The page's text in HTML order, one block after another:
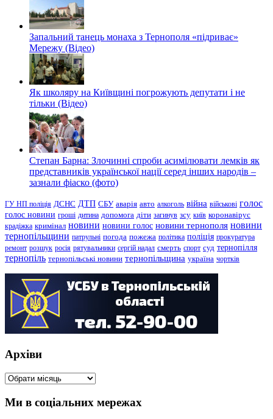
Запальний танець монаха з Тернополя «підриває»
Мережу (Відео)
Як школяру на Київщині погрожують депутати і не
тільки (Відео)
Степан Барна: Злочинні спроби асимілювати лемків як
представників української нації серед інших народів –
зазнали фіаско (фото)
ГУ НП поліція ДСНС ДТП СБУ аварія авто алкоголь війна військові голос
голос новини гроші дитина допомога діти загинув зсу київ коронавірус
крадіжка кримінал новини новини голос новини тернополя новини
тернопільщини патрульні погода пожежа політика поліція прокуратура
ремонт розшук росія рятувальники сергій надал смерть спорт суд тернопілля
тернопіль тернопільські новини тернопільщина україна чортків
Архіви
Архіви
Ми в соціальних мережах